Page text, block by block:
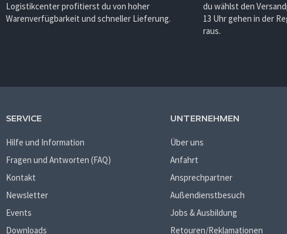
Logistikcenter profitierst du von hoher
Warenverfügbarkeit und schneller Lieferung.
du wählst den
13 Uhr gehen in der
raus.
SERVICE
Hilfe und Information
Fragen und Antworten (FAQ)
Kontakt
Newsletter
Events
Downloads
UNTERNEHMEN
Über uns
Anfahrt
Ansprechpartner
Außendienstbesuch
Jobs & Ausbildung
Retouren/Reklamationen